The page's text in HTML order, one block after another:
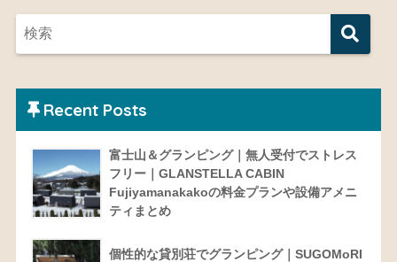
Recent Posts
富士山＆グランピング｜無人受付でストレス
フリー｜GLANSTELLA CABIN
Fujiyamanakakoの料金プランや設備アメニ
ティまとめ
個性的な貸別荘でグランピング｜SUGOMoRI